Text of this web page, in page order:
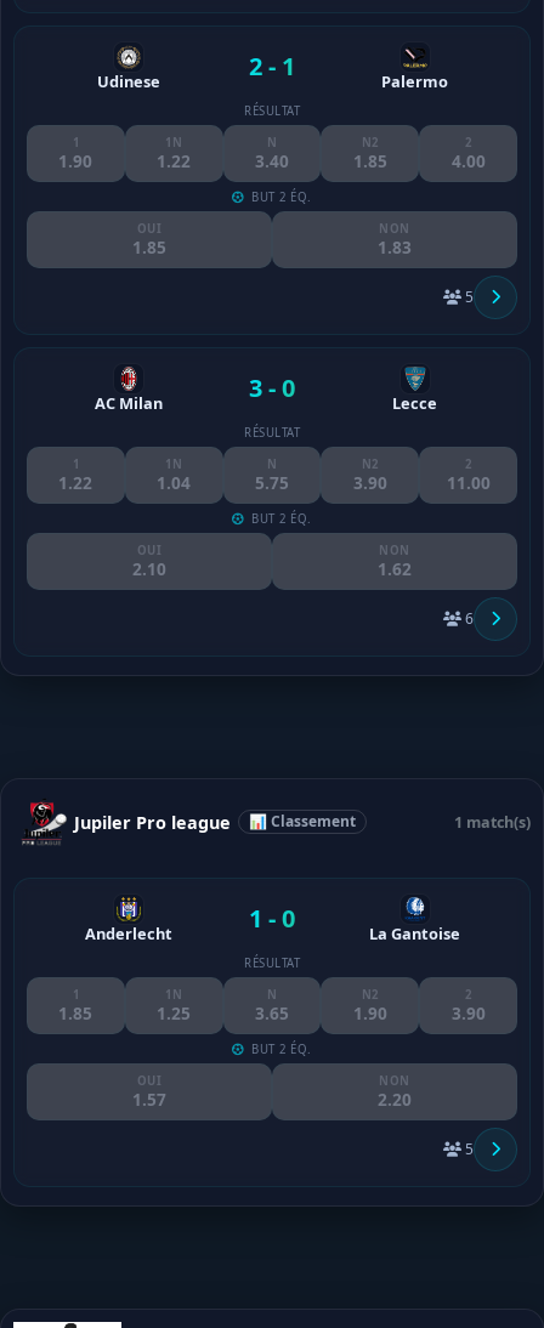
Udinese 2 - 1 Palermo
RÉSULTAT
1
1.90
1N
1.22
N
3.40
N2
1.85
2
4.00
BUT 2 ÉQ.
OUI
1.85
NON
1.83
5
AC Milan 3 - 0 Lecce
RÉSULTAT
1
1.22
1N
1.04
N
5.75
N2
3.90
2
11.00
BUT 2 ÉQ.
OUI
2.10
NON
1.62
6
Jupiler Pro league 📊 Classement 1 match(s)
Anderlecht 1 - 0 La Gantoise
RÉSULTAT
1
1.85
1N
1.25
N
3.65
N2
1.90
2
3.90
BUT 2 ÉQ.
OUI
1.57
NON
2.20
5